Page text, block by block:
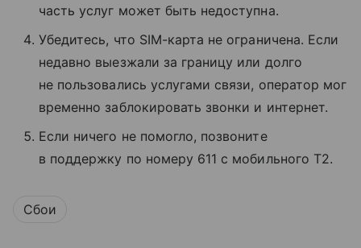
часть услуг может быть недоступна.
Убедитесь, что SIM-карта не ограничена. Если
недавно выезжали за границу или долго
не пользовались услугами связи, оператор мог
временно заблокировать звонки и интернет.
Если ничего не помогло, позвоните
в поддержку по номеру 611 с мобильного T2.
Сбои